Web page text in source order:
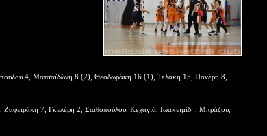
4, Ματσαϊδώνη 8 (2), Θεοδωράκη 16 (1), Τελάκη 15, Πανέρη 8,
7, Γκελέρη 2, Σταθοπούλου, Κεχαγιά, Ιωακειμίδη, Μπράζου,